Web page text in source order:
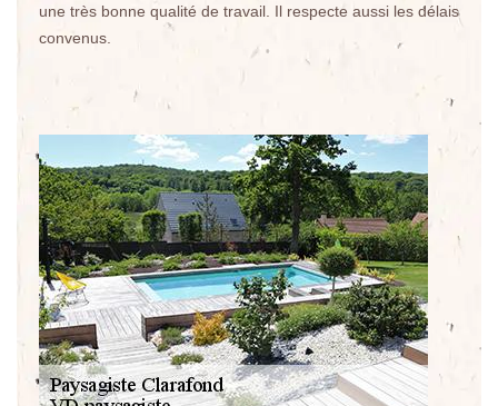
une très bonne qualité de travail. Il respecte aussi les délais
convenus.